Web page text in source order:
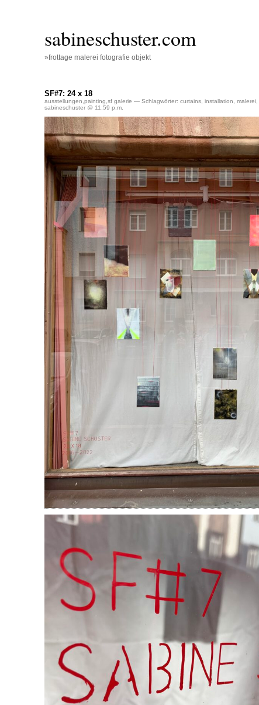
sabineschuster.com
»frottage malerei fotografie objekt
SF#7: 24 x 18
ausstellungen painting sf galerie — Schlagwörter: curtains installation malerei
sabineschuster @ 11:59 p.m.